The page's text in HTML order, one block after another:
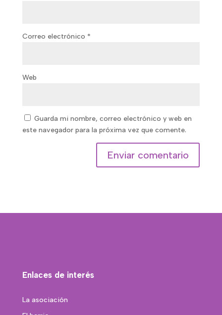
Correo electrónico *
Web
Guarda mi nombre, correo electrónico y web en
este navegador para la próxima vez que comente.
Enlaces de interés
La asociación